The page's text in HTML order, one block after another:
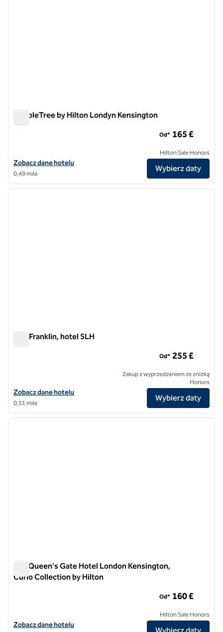
DoubleTree by Hilton Londyn Kensington
Zobacz szczegóły hotelu DoubleTree by Hilton London Kensington
Zobacz dane hotelu
0,49 mila
Od* 165 £
Hilton Sale Honors
Wybierz daty
1/9
1 z 9
The Franklin, hotel SLH
Zobacz szczegóły hotelu The Franklin, SLH Hotel
Zobacz dane hotelu
0,51 mila
Od* 255 £
Zakup z wyprzedzeniem ze zniżką
Honors
Wybierz daty
1/12
1 z 12
100 Queen's Gate Hotel London Kensington,
Curio Collection by Hilton
Zobacz szczegóły hotelu 100 Queen's Gate Hotel London
Zobacz dane hotelu
Od* 160 £
Hilton Sale Honors